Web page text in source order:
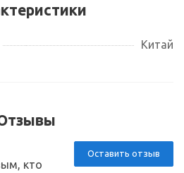
Китай
Оставить отзыв
кто